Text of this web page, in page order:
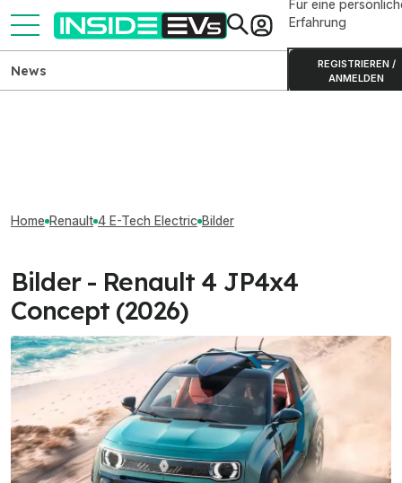
Für eine
Erfahrung
REGISTRIEREN /
ANMELDEN
News
Home Renault 4 E-Tech Electric Bilder
Bilder - Renault 4 JP4x4
Concept (2026)